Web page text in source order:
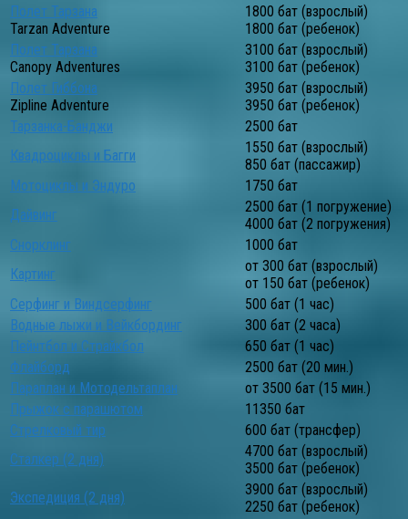
Полет Тарзана
Tarzan Adventure
1800 бат (взрослый)
1800 бат (ребенок)
Полет Тарзана
Canopy Adventures
3100 бат (взрослый)
3100 бат (ребенок)
Полет Гиббона
Zipline Adventure
3950 бат (взрослый)
3950 бат (ребенок)
Тарзанка-Банджи
2500 бат
Квадроциклы и Багги
1550 бат (взрослый)
850 бат (пассажир)
Мотоциклы и Эндуро
1750 бат
Дайвинг
2500 бат (1 погружение)
4000 бат (2 погружения)
Снорклинг
1000 бат
Картинг
от 300 бат (взрослый)
от 150 бат (ребенок)
Серфинг и Виндсерфинг
500 бат (1 час)
Водные лыжи и Вейкбординг
300 бат (2 часа)
Пейнтбол и Страйкбол
650 бат (1 час)
Флайборд
2500 бат (20 мин.)
Параплан и Мотодельтаплан
от 3500 бат (15 мин.)
Прыжок с парашютом
11350 бат
Стрелковый тир
600 бат (трансфер)
Сталкер (2 дня)
4700 бат (взрослый)
3500 бат (ребенок)
Экспедиция (2 дня)
3900 бат (взрослый)
2250 бат (ребенок)